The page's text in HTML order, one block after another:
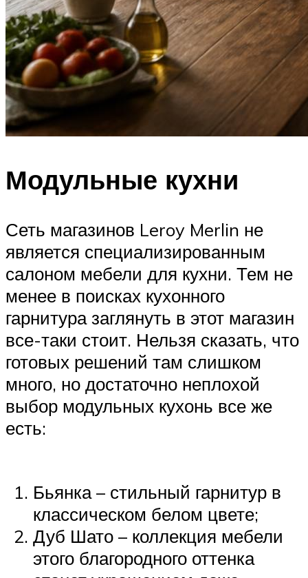
Модульные кухни
Сеть магазинов Leroy Merlin не
является специализированным
салоном мебели для кухни. Тем не
менее в поисках кухонного
гарнитура заглянуть в этот магазин
все-таки стоит. Нельзя сказать, что
готовых решений там слишком
много, но достаточно неплохой
выбор модульных кухонь все же
есть:
Бьянка – стильный гарнитур в
классическом белом цвете;
Дуб Шато – коллекция мебели
этого благородного оттенка